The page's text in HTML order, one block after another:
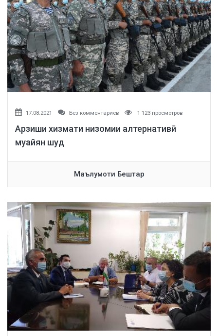
17.08.2021 Без комментариев 1 123 просмотров
Арзиши хизмати низомии алтернативӣ
муайян шуд
Маълумоти Бештар